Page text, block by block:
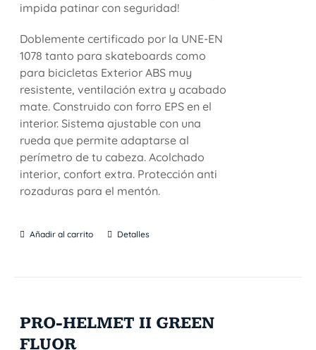
impida patinar con seguridad!
Doblemente certificado por la UNE-EN
1078 tanto para skateboards como
para bicicletas Exterior ABS muy
resistente, ventilación extra y acabado
mate. Construido con forro EPS en el
interior. Sistema ajustable con una
rueda que permite adaptarse al
perímetro de tu cabeza. Acolchado
interior, confort extra. Protección anti
rozaduras para el mentón.
Añadir al carrito Detalles
PRO-HELMET II GREEN
FLUOR